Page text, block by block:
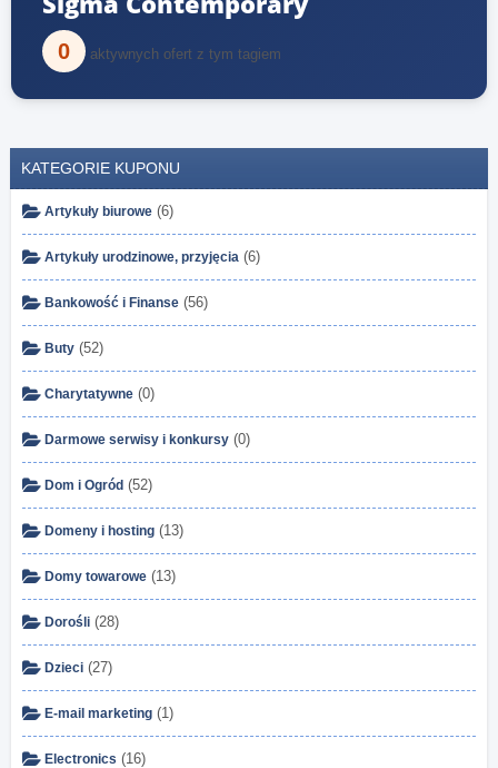
0 aktywnych ofert z tym tagiem
KATEGORIE KUPONU
Artykuły biurowe (6)
Artykuły urodzinowe, przyjęcia (6)
Bankowość i Finanse (56)
Buty (52)
Charytatywne (0)
Darmowe serwisy i konkursy (0)
Dom i Ogród (52)
Domeny i hosting (13)
Domy towarowe (13)
Dorośli (28)
Dzieci (27)
E-mail marketing (1)
Electronics (16)